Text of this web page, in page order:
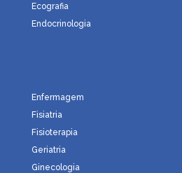
Ecografia
Endocrinologia
Enfermagem
Fisiatria
Fisioterapia
Geriatria
Ginecologia